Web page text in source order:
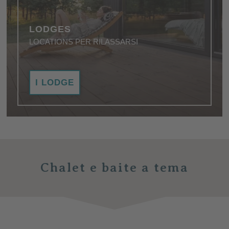
LODGES
LOCATIONS PER RILASSARSI
ricerca del relax profondo.
I LODGE
Chalet e baite a tema